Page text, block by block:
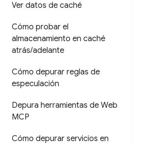
Ver datos de caché
Cómo probar el
almacenamiento en caché
atrás/adelante
Cómo depurar reglas de
especulación
Depura herramientas de Web
MCP
Cómo depurar servicios en